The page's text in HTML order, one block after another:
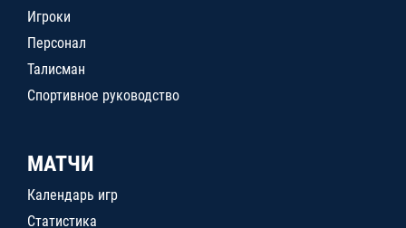
Игроки
Персонал
Талисман
Спортивное руководство
МАТЧИ
Календарь игр
Статистика